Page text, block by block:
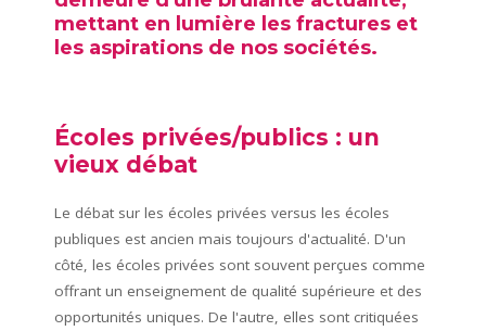
mettant en lumière les fractures et
les aspirations de nos sociétés.
Écoles privées/publics : un
vieux débat
Le débat sur les écoles privées versus les écoles
publiques est ancien mais toujours d'actualité. D'un
côté, les écoles privées sont souvent perçues comme
offrant un enseignement de qualité supérieure et des
opportunités uniques. De l'autre, elles sont critiquées